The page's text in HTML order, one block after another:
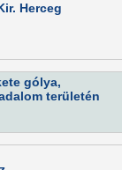
Herceg
gólya,
területén